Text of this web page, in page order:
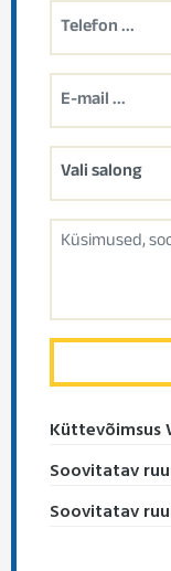
Küttevõimsus
Soovitatav
Soovitatav